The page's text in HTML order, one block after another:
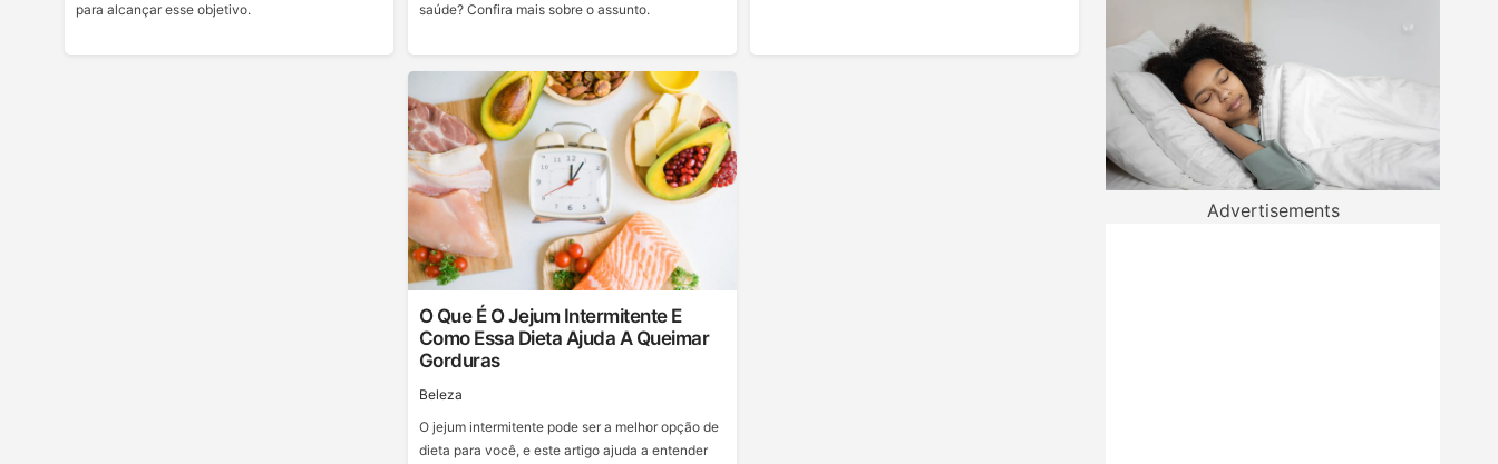
para alcançar esse objetivo.
saúde? Confira mais sobre o assunto.
O Que É O Jejum Intermitente E
Como Essa Dieta Ajuda A Queimar
Gorduras
Beleza
O jejum intermitente pode ser a melhor opção de
dieta para você, e este artigo ajuda a entender
Advertisements